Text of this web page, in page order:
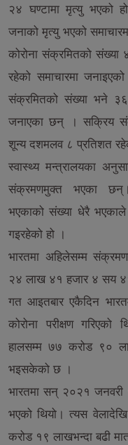
२४ घण्टामा मृत्यु भएको
जनाको मृत्यु भएको
कोरोना संक्रमितको
रहेको समाचारमा
संक्रमितको संख्या भने
जनाएका छन् । सक्रिय
शून्य दशमलव ८ प्रतिशत
स्वास्थ्य मन्त्रालयका
संक्रमणमुक्त भएका
भएकाको संख्या धेरै
गइरहेको हो ।
भारतमा अहिलेसम्म
२४ लाख ४१ हजार ४ सय
गत आइतबार एकैदिन
कोरोना परीक्षण
हालसम्म ७७ करोड ९०
भइसकेको छ ।
भारतमा सन् २०२१ जनवरी
भएको थियो। त्यस
करोड १९ लाखभन्दा बढी